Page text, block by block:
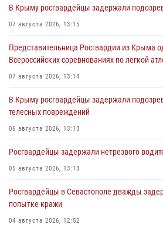
В Крыму росгвардейцы задержали
07 августа 2026, 13:15
Представительница Росгвардии из Крыма
Всероссийских соревнованиях по легкой
07 августа 2026, 13:14
В Крыму росгвардейцы задержали
телесных повреждений
06 августа 2026, 13:13
Росгвардейцы задержали нетрезвого
05 августа 2026, 13:13
Росгвардейцы в Севастополе дважды
попытке кражи
04 августа 2026, 12:52